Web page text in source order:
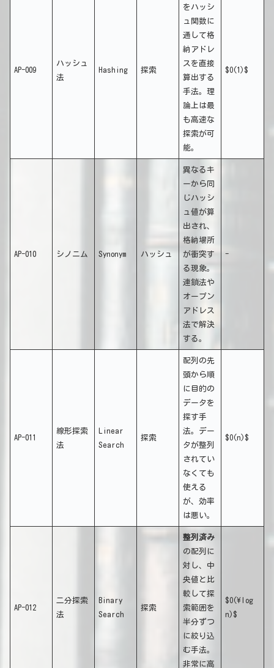
AP-009
ハッシュ
法
Hashing 探索
をハッシ
ュ関数に
通して格
納アドレ
スを直接
算出する
手法。理
論上は最
も高速な
探索が可
能。
$O(1)$
AP-010 シノニム Synonym ハッシュ
異なるキ
ーから同
じハッシ
ュ値が算
出され、
格納場所
が衝突す
る現象。
連鎖法や
オープン
アドレス
法で解決
する。
-
AP-011
線形探索
法
Linear
Search
探索
配列の先
頭から順
に目的の
データを
探す手
法。デー
タが整列
されてい
なくても
使える
が、効率
は悪い。
$O(n)$
AP-012
二分探索
法
Binary
Search
探索
整列済み
の配列に
対し、中
央値と比
較して探
索範囲を
半分ずつ
に絞り込
む手法。
非常に高
$O(\log
n)$